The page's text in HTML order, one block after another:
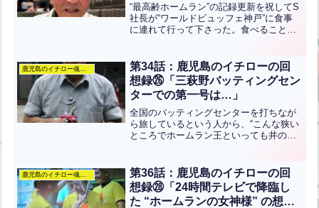
“最高齢ホームラン”の記録更新を祝してS
社長が“ワールドビュッフェ神戸”に食事
に連れて行って下さった。食べることが
ビュッフェ神戸”は全てが充実していて、
その素晴らしさ...全文はクリック
第34話：鹿児島のイチローの回
想録㉖「三萩野バッティングセン
ターでの第一号は…」
全国のバッティングセンターを打ちなが
ら旅しているという人から、“こんな狭い
ところでホームラン王といっても井の中
ン王とはいえないですよ”、とけしかけら
れてすぐその日の夜中...全文はクリック
第36話：鹿児島のイチローの回
想録㉘「24時間テレビで降臨し
た “ホームランの女神様” の想い